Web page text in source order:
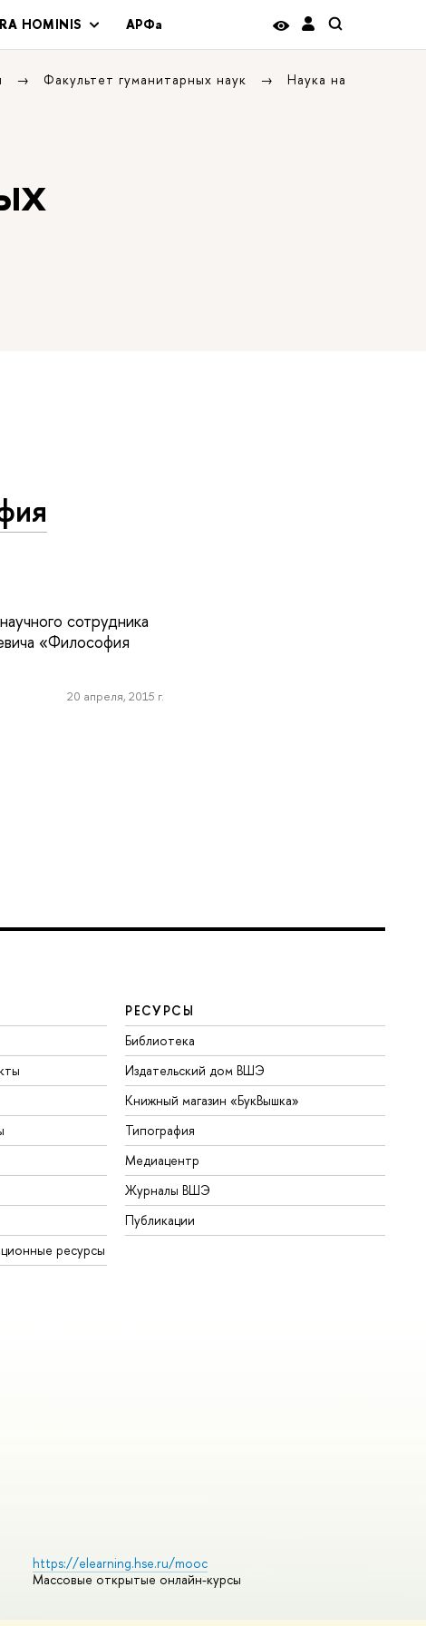
HOMINIS АРФа
Факультет гуманитарных наук
Наука на
сотрудника
«Философия
20 апреля, 2015 г.
ресурсы
РЕСУРСЫ
Библиотека
Издательский дом ВШЭ
Книжный магазин «БукВышка»
Типография
Медиацентр
Журналы ВШЭ
Публикации
https://elearning.hse.ru/mooc
Массовые открытые онлайн-курсы